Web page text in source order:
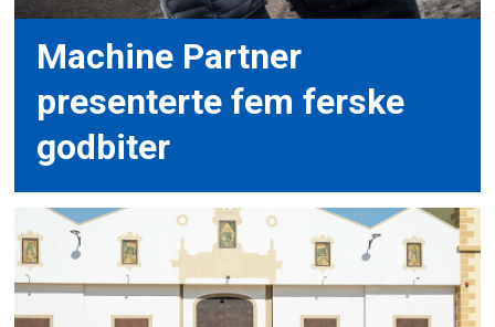
Machine Partner
presenterte fem ferske
godbiter